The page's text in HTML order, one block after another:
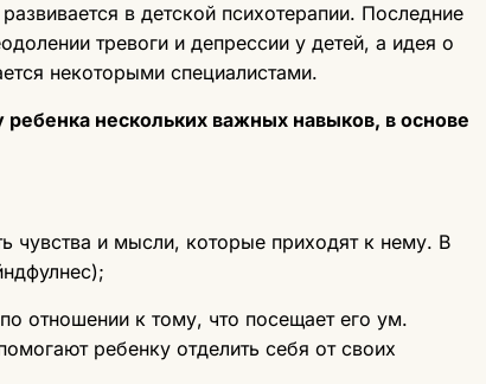
в детской психотерапии. Последние
тревоги и депрессии у детей, а идея о
некоторыми специалистами.
нескольких важных навыков, в основе
чувства и мысли, которые приходят к нему. В
отношении к тому, что посещает его ум.
ребенку отделить себя от своих